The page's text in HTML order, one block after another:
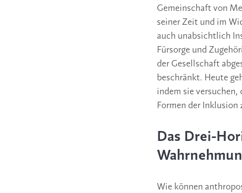
Gemeinschaft von
seiner Zeit und im
auch unabsichtlich
Fürsorge und
der Gesellschaft
beschränkt. Heute
indem sie
Formen der Inklusion
Das Drei-
Wie können